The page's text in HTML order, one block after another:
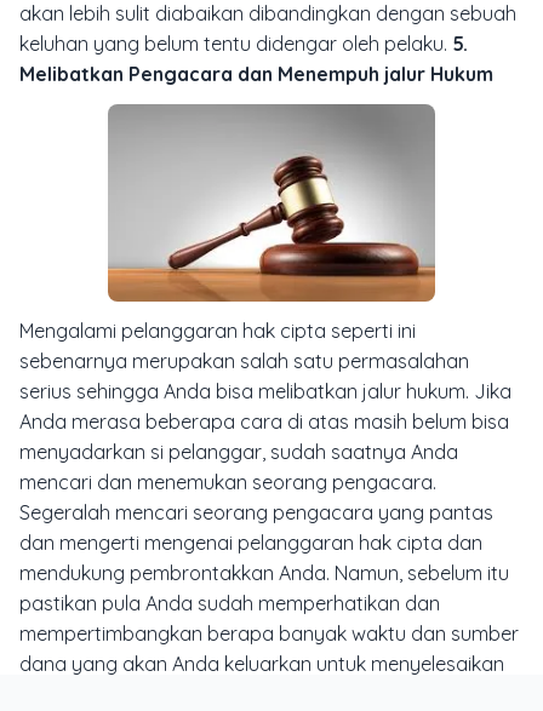
akan lebih sulit diabaikan dibandingkan dengan sebuah
keluhan yang belum tentu didengar oleh pelaku. 5.
Melibatkan Pengacara dan Menempuh jalur Hukum
Mengalami pelanggaran hak cipta seperti ini
sebenarnya merupakan salah satu permasalahan
serius sehingga Anda bisa melibatkan jalur hukum. Jika
Anda merasa beberapa cara di atas masih belum bisa
menyadarkan si pelanggar, sudah saatnya Anda
mencari dan menemukan seorang pengacara.
Segeralah mencari seorang pengacara yang pantas
dan mengerti mengenai pelanggaran hak cipta dan
mendukung pembrontakkan Anda. Namun, sebelum itu
pastikan pula Anda sudah memperhatikan dan
mempertimbangkan berapa banyak waktu dan sumber
dana yang akan Anda keluarkan untuk menyelesaikan